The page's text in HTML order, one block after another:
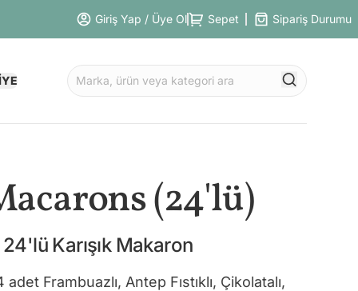
Giriş Yap / Üye Ol Sepet Sipariş Durumu
(24'lü)
24'lü Karışık Makaron
Frambuazlı, Antep Fıstıklı, Çikolatalı,